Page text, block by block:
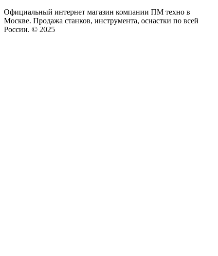
Официальный интернет магазин компании ПМ техно в
Москве. Продажа станков, инструмента, оснастки по всей
России. © 2025